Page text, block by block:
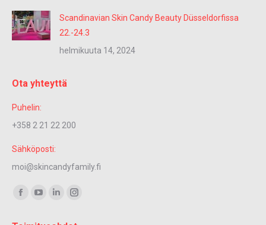
Scandinavian Skin Candy Beauty Düsseldorfissa
22.-24.3
helmikuuta 14, 2024
Ota yhteyttä
Puhelin:
+358 2 21 22 200
Sähköposti:
moi@skincandyfamily.fi
Löydä meidät:
YouTubeLinkedinInstagram